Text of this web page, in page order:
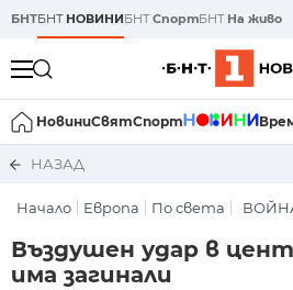
БНТБНТ НОВИНИБНТСпортБНТ На живо
НовиниСвятСпорт
НАЗАД
Начало Европа По света
Въздушен удар в
има загинали